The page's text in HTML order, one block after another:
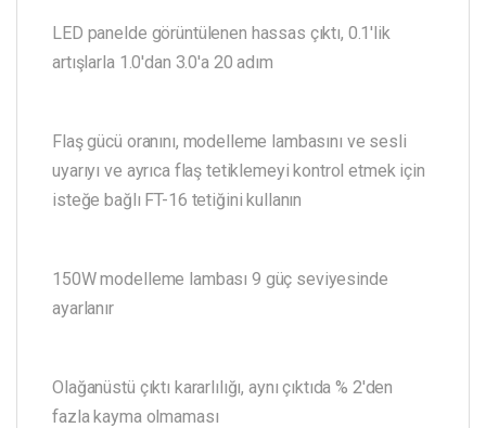
LED panelde görüntülenen hassas çıktı, 0.1'lik
artışlarla 1.0'dan 3.0'a 20 adım
Flaş gücü oranını, modelleme lambasını ve sesli
uyarıyı ve ayrıca flaş tetiklemeyi kontrol etmek için
isteğe bağlı FT-16 tetiğini kullanın
150W modelleme lambası 9 güç seviyesinde
ayarlanır
Olağanüstü çıktı kararlılığı, aynı çıktıda % 2'den
fazla kayma olmaması